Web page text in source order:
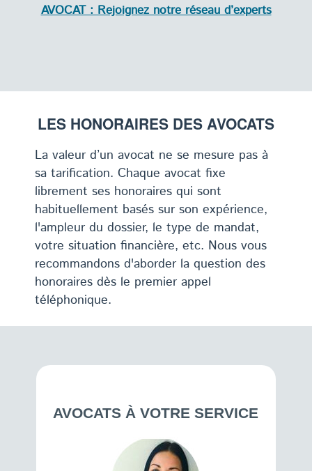
AVOCAT : Rejoignez notre réseau d’experts
LES HONORAIRES DES AVOCATS
La valeur d’un avocat ne se mesure pas à
sa tarification. Chaque avocat fixe
librement ses honoraires qui sont
habituellement basés sur son expérience,
l'ampleur du dossier, le type de mandat,
votre situation financière, etc. Nous vous
recommandons d'aborder la question des
honoraires dès le premier appel
téléphonique.
AVOCATS À VOTRE SERVICE